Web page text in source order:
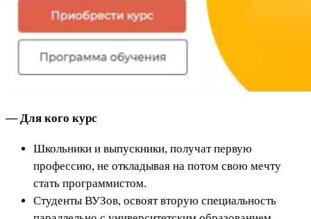
— Для кого курс
Школьники и выпускники, получат первую
профессию, не откладывая на потом свою мечту
стать программистом.
Студенты ВУЗов, освоят вторую специальность